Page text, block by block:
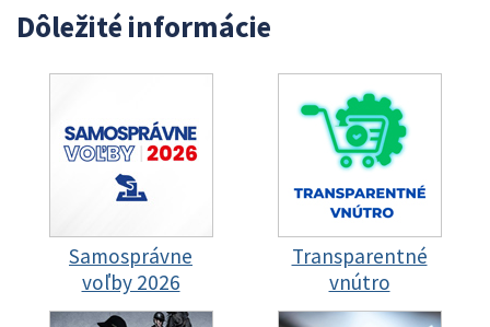
Dôležité informácie
Samosprávne
voľby 2026
Transparentné
vnútro